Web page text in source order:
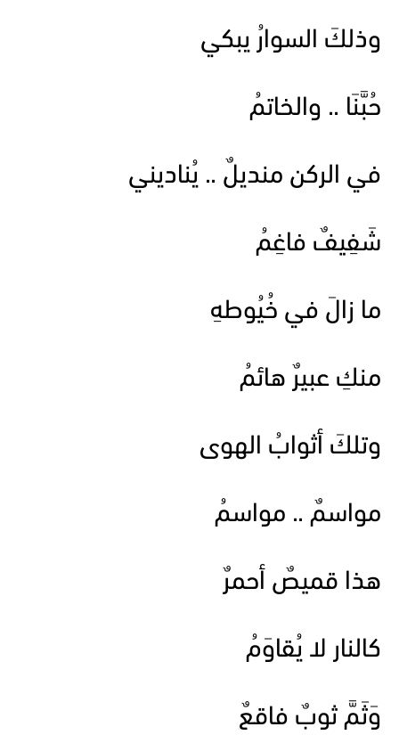
وذلكَ السوارُ يبكي
حُبَّنَا .. والخاتمُ
في الركن منديلٌ .. يُناديني
شَفِيفٌ فاغِمُ
ما زالَ في خُيُوطهِ
منكِ عبيرٌ هائمُ
وتلكَ أثوابُ الهوى
مواسمٌ .. مواسمُ
هذا قميصٌ أحمرٌ
كالنار لا يُقاوَمُ
وَثَمَّ ثوبٌ فاقعٌ